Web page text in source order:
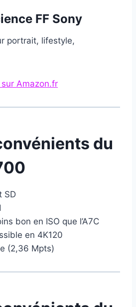
FF Sony
portrait, lifestyle,
Amazon.fr
du
SD
bon en ISO que l’A7C
en 4K120
(2,36 Mpts)